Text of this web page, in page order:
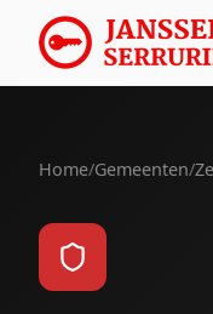
Home/Gemeenten/